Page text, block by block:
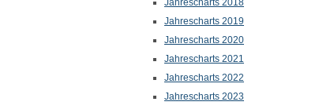
Jahrescharts 2018
Jahrescharts 2019
Jahrescharts 2020
Jahrescharts 2021
Jahrescharts 2022
Jahrescharts 2023